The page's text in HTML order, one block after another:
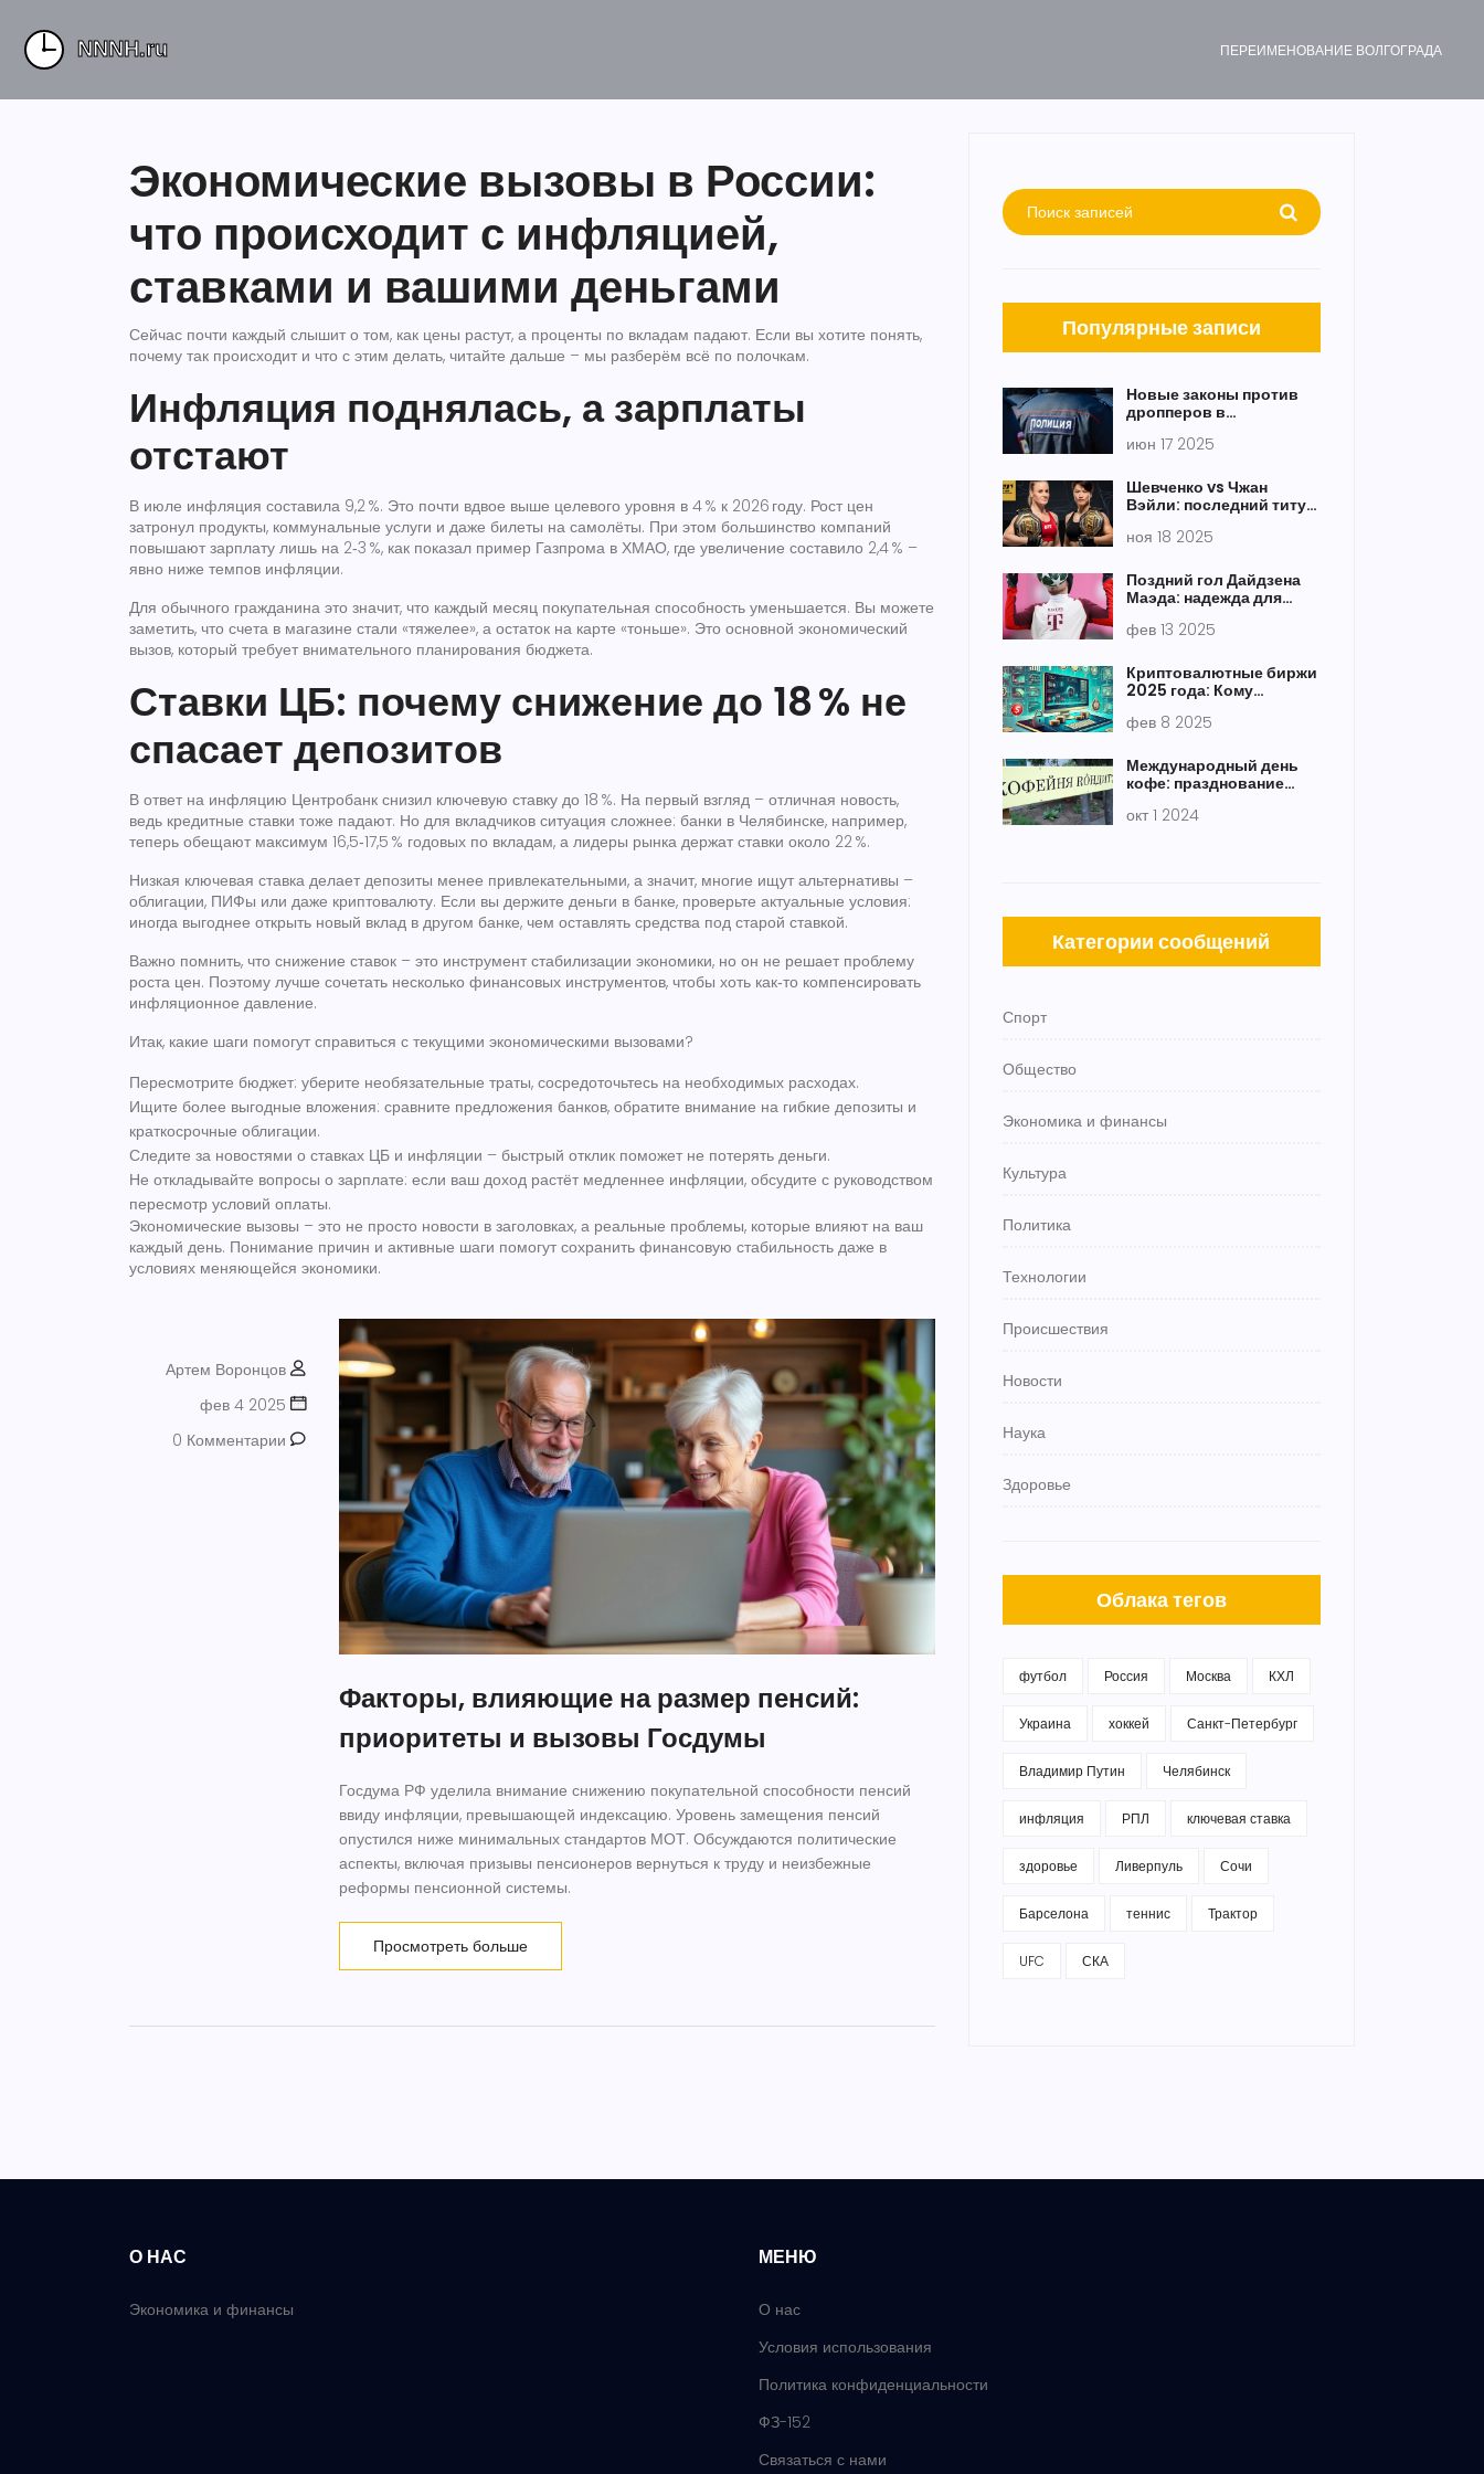
ПЕРЕИМЕНОВАНИЕ ВОЛГОГРАДА
Экономические вызовы в России:
что происходит с инфляцией,
ставками и вашими деньгами
Сейчас почти каждый слышит о том, как цены растут, а проценты по вкладам падают. Если вы хотите понять,
почему так происходит и что с этим делать, читайте дальше – мы разберём всё по полочкам.
Инфляция поднялась, а зарплаты
отстают
В июле инфляция составила 9,2 %. Это почти вдвое выше целевого уровня в 4 % к 2026 году. Рост цен
затронул продукты, коммунальные услуги и даже билеты на самолёты. При этом большинство компаний
повышают зарплату лишь на 2‑3 %, как показал пример Газпрома в ХМАО, где увеличение составило 2,4 % –
явно ниже темпов инфляции.
Для обычного гражданина это значит, что каждый месяц покупательная способность уменьшается. Вы можете
заметить, что счета в магазине стали «тяжелее», а остаток на карте «тоньше». Это основной экономический
вызов, который требует внимательного планирования бюджета.
Ставки ЦБ: почему снижение до 18 % не
спасает депозитов
В ответ на инфляцию Центробанк снизил ключевую ставку до 18 %. На первый взгляд – отличная новость,
ведь кредитные ставки тоже падают. Но для вкладчиков ситуация сложнее: банки в Челябинске, например,
теперь обещают максимум 16,5‑17,5 % годовых по вкладам, а лидеры рынка держат ставки около 22 %.
Низкая ключевая ставка делает депозиты менее привлекательными, а значит, многие ищут альтернативы –
облигации, ПИФы или даже криптовалюту. Если вы держите деньги в банке, проверьте актуальные условия:
иногда выгоднее открыть новый вклад в другом банке, чем оставлять средства под старой ставкой.
Важно помнить, что снижение ставок – это инструмент стабилизации экономики, но он не решает проблему
роста цен. Поэтому лучше сочетать несколько финансовых инструментов, чтобы хоть как‑то компенсировать
инфляционное давление.
Итак, какие шаги помогут справиться с текущими экономическими вызовами?
Пересмотрите бюджет: уберите необязательные траты, сосредоточьтесь на необходимых расходах.
Ищите более выгодные вложения: сравните предложения банков, обратите внимание на гибкие депозиты и
краткосрочные облигации.
Следите за новостями о ставках ЦБ и инфляции – быстрый отклик поможет не потерять деньги.
Не откладывайте вопросы о зарплате: если ваш доход растёт медленнее инфляции, обсудите с руководством
пересмотр условий оплаты.
Экономические вызовы – это не просто новости в заголовках, а реальные проблемы, которые влияют на ваш
каждый день. Понимание причин и активные шаги помогут сохранить финансовую стабильность даже в
условиях меняющейся экономики.
Артем Воронцов
фев 4 2025
0 Комментарии
Факторы, влияющие на размер пенсий:
приоритеты и вызовы Госдумы
Госдума РФ уделила внимание снижению покупательной способности пенсий
ввиду инфляции, превышающей индексацию. Уровень замещения пенсий
опустился ниже минимальных стандартов МОТ. Обсуждаются политические
аспекты, включая призывы пенсионеров вернуться к труду и неизбежные
реформы пенсионной системы.
Просмотреть больше
Популярные записи
Новые законы против
дропперов в
наказание и блокировка
июн 17 2025
Шевченко vs Чжан
Вэйли: последний титул
китайской
ноя 18 2025
Поздний гол Дайдзена
Маэда: надежда для
Баварии
фев 13 2025
Криптовалютные биржи
2025 года: Кому
всего?
фев 8 2025
Международный день
кофе: празднование
всему миру
окт 1 2024
Категории сообщений
Спорт
Общество
Экономика и финансы
Культура
Политика
Технологии
Происшествия
Новости
Наука
Здоровье
Облака тегов
футбол Россия Москва КХЛ
Украина хоккей Санкт-Петербург
Владимир Путин Челябинск
инфляция РПЛ ключевая ставка
здоровье Ливерпуль Сочи
Барселона теннис Трактор
UFC СКА
О НАС
Экономика и финансы
МЕНЮ
О нас
Условия использования
Политика конфиденциальности
ФЗ-152
Связаться с нами